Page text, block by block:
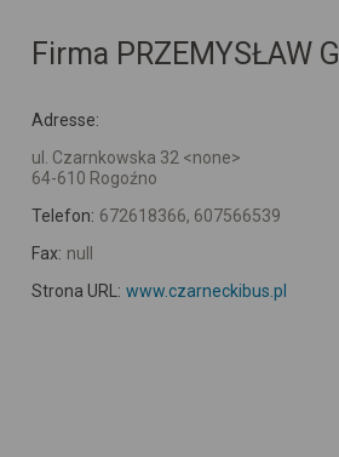
Firma PRZEMYSŁAW
Adresse:
ul. Czarnkowska 32 <none>
64-610 Rogoźno
Telefon: 672618366, 607566539
Fax: null
Strona URL: www.czarneckibus.pl